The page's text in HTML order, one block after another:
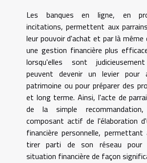
Les banques en ligne, en
incitations, permettent aux
leur pouvoir d'achat et par là même
une gestion financière plus
lorsqu'elles sont
peuvent devenir un levier pour
patrimoine ou pour préparer des
et long terme. Ainsi, l'acte de
de la simple
composant actif de l'élaboration
financière personnelle, permettant
tirer parti de son réseau pour
situation financière de façon